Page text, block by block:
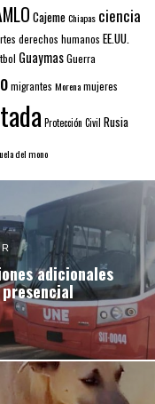
CajemeChiapas ciencia
derechos humanos EE.UU.
GuaymasGuerra
migrantes Morenamujeres
Protección Civil Rusia
del mono
adicionales